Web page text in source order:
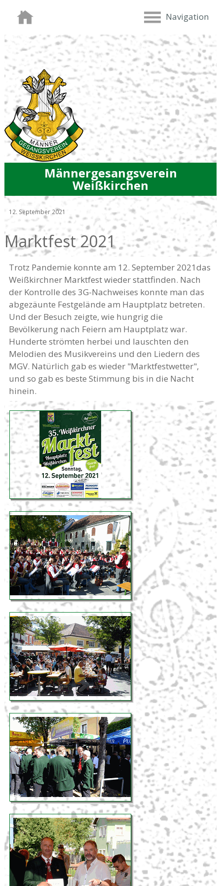
Navigation
Männergesangsverein
Weißkirchen
12. September 2021
Marktfest 2021
Trotz Pandemie konnte am 12. September 2021das
Weißkirchner Marktfest wieder stattfinden. Nach
der Kontrolle des 3G-Nachweises konnte man das
abgezäunte Festgelände am Hauptplatz betreten.
Und der Besuch zeigte, wie hungrig die
Bevölkerung nach Feiern am Hauptplatz war.
Hunderte strömten herbei und lauschten den
Melodien des Musikvereins und den Liedern des
MGV. Natürlich gab es wieder "Marktfestwetter",
und so gab es beste Stimmung bis in die Nacht
hinein.